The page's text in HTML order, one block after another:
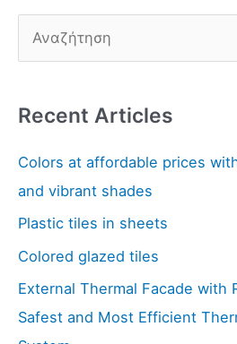
r
h
f
o
r
:
Recent Articles
Colors at affordable prices
and vibrant shades
Plastic tiles in sheets
Colored glazed tiles
External Thermal Facade with
Safest and Most Efficient